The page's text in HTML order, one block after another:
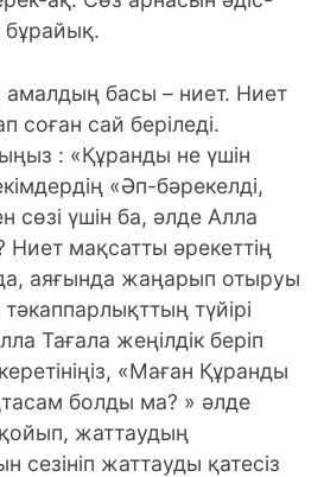
бұрайық.
басы – ниет. Ниет
соған сай беріледі.
: «Құранды не үшін
«Әп-бәрекелді,
сөзі үшін ба, әлде Алла
Ниет мақсатты әрекеттің
аяғында жаңарып отыруы
түйірі
Тағала жеңілдік беріп
«Маған Құранды
болды ма? » әлде
жаттаудың
сезініп жаттауды қатесіз